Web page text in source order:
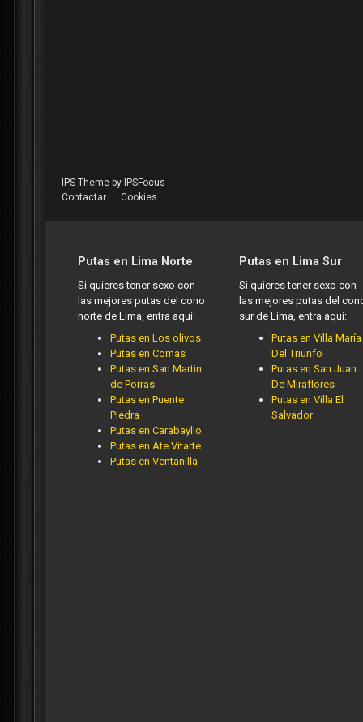
IPS Theme by IPSFocus
Contactar
Cookies
Putas en Lima Norte
Si quieres tener sexo con
las mejores putas del cono
norte de Lima, entra aqui:
Putas en Los olivos
Putas en Comas
Putas en San Martin
de Porras
Putas en Puente
Piedra
Putas en Carabayllo
Putas en Ate Vitarte
Putas en Ventanilla
Putas en Lima Sur
Si quieres tener sexo con
las mejores putas del
sur de Lima, entra aqui:
Putas en Villa María
Del Triunfo
Putas en San Juan
De Miraflores
Putas en Villa El
Salvador